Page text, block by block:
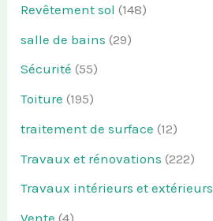
Revêtement sol (148)
salle de bains (29)
Sécurité (55)
Toiture (195)
traitement de surface (12)
Travaux et rénovations (222)
Travaux intérieurs et extérieurs